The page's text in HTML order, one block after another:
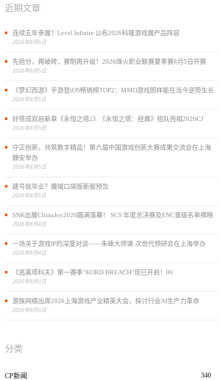
近期文章
连续五年参展！Level Infinite 公布2026科隆游戏展产品阵容
2026年8月6日
先抢分，再破砖，赛制再升级！2026烽火职业联赛夏季赛8月5日开赛
2026年8月5日
《梦幻西游》手游登iOS畅销榜TOP2：MMO游戏照样能在当今逆势生长
2026年8月5日
好塔成双启新章《永恒之塔2》《永恒之塔：经典》组队亮相2026CJ
2026年8月5日
守正创新，共筑数字精品！第六届中国游戏创新大赛成果交流会在上海
静安举办
2026年8月5日
建号就毕业？魔域口袋版新服预告
2026年8月5日
SNK出展ChinaJoy2026圆满落幕！ SCS 年度总决赛及ENC晋级名单揭晓
2026年8月4日
一场关于游戏IP的深度对谈——朱峰大师课·次世代预研会在上海举办
2026年8月4日
《逃离塔科夫》第一赛季“KORD BREACH”现已开启！￼
2026年8月3日
游族网络出席2026上海游戏产业精英大会，探讨行业AI生产力革命
2026年8月3日
分类
CP新闻 340